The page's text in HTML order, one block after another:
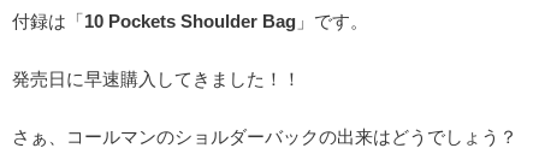
付録は「10 Pockets Shoulder Bag 」です。
発売日に早速購入してきました！！
さぁ、コールマンのショルダーバックの出来はどうでしょう？